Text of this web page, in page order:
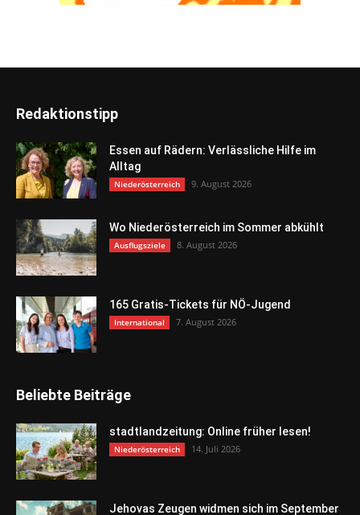
Redaktionstipp
Essen auf Rädern: Verlässliche Hilfe im
Alltag
Niederösterreich 9. August 2026
Wo Niederösterreich im Sommer abkühlt
Ausflugsziele 8. August 2026
165 Gratis-Tickets für NÖ-Jugend
International 7. August 2026
Beliebte Beiträge
stadtlandzeitung: Online früher lesen!
Niederösterreich 14. Juli 2026
Jehovas Zeugen widmen sich im September